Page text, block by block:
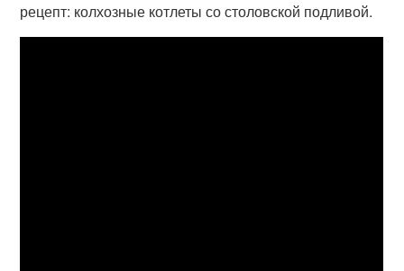
рецепт: колхозные котлеты со столовской подливой.